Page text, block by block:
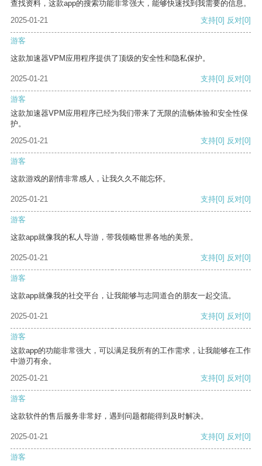
查找资料，这款app的搜索功能非常强大，能够快速找到我需要的信息。
2025-01-21
支持[0] 反对[0]
游客
这款加速器VPM应用程序提供了顶级的安全性和隐私保护。
2025-01-21 支持[0] 反对[0]
游客
这款加速器VPM应用程序已经为我们带来了无限的流畅体验和安全性保
护。
2025-01-21
支持[0] 反对[0]
游客
这款游戏的剧情非常感人，让我久久不能忘怀。
2025-01-21 支持[0] 反对[0]
游客
这款app就像我的私人导游，带我领略世界各地的美景。
2025-01-21 支持[0] 反对[0]
游客
这款app就像我的社交平台，让我能够与志同道合的朋友一起交流。
2025-01-21 支持[0] 反对[0]
游客
这款app的功能非常强大，可以满足我所有的工作需求，让我能够在工作
中游刃有余。
2025-01-21
支持[0] 反对[0]
游客
这款软件的售后服务非常好，遇到问题都能得到及时解决。
2025-01-21 支持[0] 反对[0]
游客